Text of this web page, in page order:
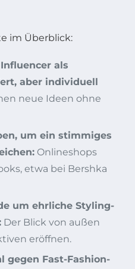
im Überblick:
als
aber individuell
neue Ideen ohne
um ein stimmiges
Onlineshops
etwa bei Bershka
um ehrliche Styling-
Der Blick von außen
eröffnen.
gegen Fast-Fashion-